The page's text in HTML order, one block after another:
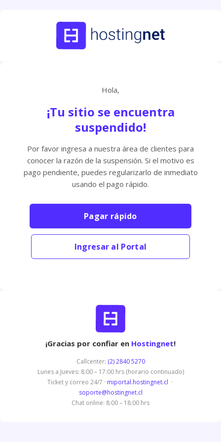
Hola,
¡Tu sitio se encuentra
suspendido!
Por favor ingresa a nuestra área de clientes para
conocer la razón de la suspensión. Si el motivo es
pago pendiente, puedes regularizarlo de inmediato
usando el pago rápido.
Pagar rápido
Ingresar al Portal
¡Gracias por confiar en Hostingnet!
Callcenter: (2) 2840 5270
Lunes a Jueves: 8:00 – 17:00 hrs (horario continuado)
Ticket y correo 24/7 · miportal.hostingnet.cl ·
soporte@hostingnet.cl
Chat online: 8:00 – 18:00 hrs